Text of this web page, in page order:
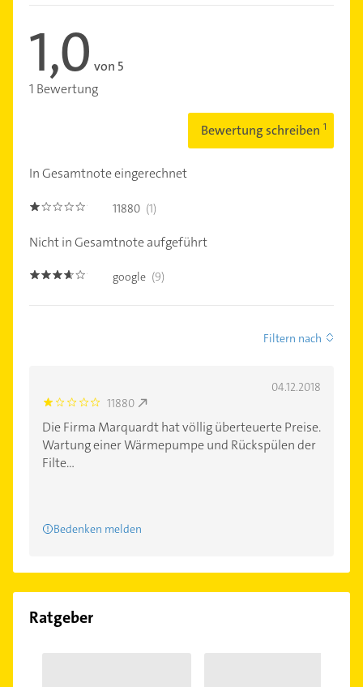
1,0 von 5
1 Bewertung
Bewertung schreiben
In Gesamtnote eingerechnet
1.0 11880 (1)
Nicht in Gesamtnote aufgeführt
3.6000001 google (9)
Filtern nach
04.12.2018
1.0 11880
Die Firma Marquardt hat völlig überteuerte Preise.
Wartung einer Wärmepumpe und Rückspülen der
Filte...
Bedenken melden
Ratgeber